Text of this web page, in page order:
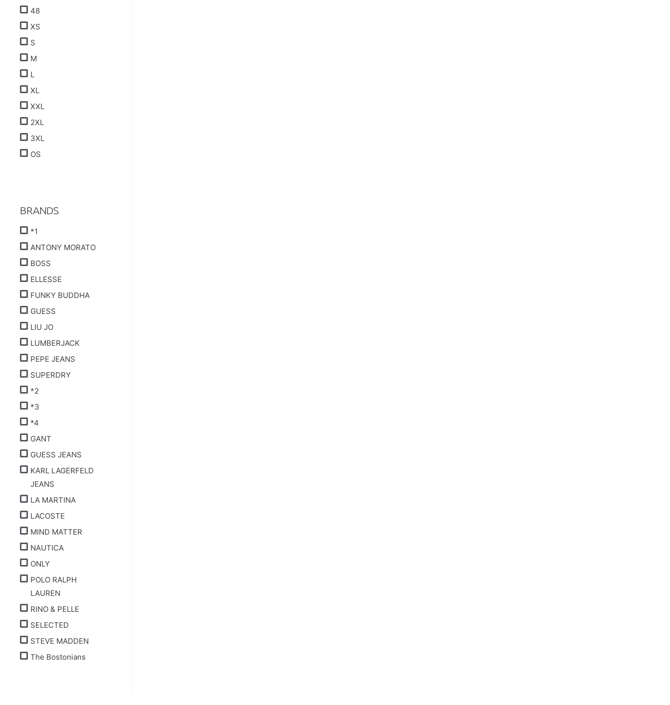
48
XS
S
M
L
XL
XXL
2XL
3XL
OS
BRANDS
*1
ANTONY MORATO
BOSS
ELLESSE
FUNKY BUDDHA
GUESS
LIU JO
LUMBERJACK
PEPE JEANS
SUPERDRY
*2
*3
*4
GANT
GUESS JEANS
KARL LAGERFELD
JEANS
LA MARTINA
LACOSTE
MIND MATTER
NAUTICA
ONLY
POLO RALPH
LAUREN
RINO & PELLE
SELECTED
STEVE MADDEN
The Bostonians